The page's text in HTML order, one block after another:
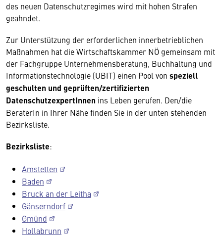
des neuen Datenschutzregimes wird mit hohen Strafen
geahndet.
Zur Unterstützung der erforderlichen innerbetrieblichen
Maßnahmen hat die Wirtschaftskammer NÖ gemeinsam mit
der Fachgruppe Unternehmensberatung, Buchhaltung und
Informationstechnologie (UBIT) einen Pool von speziell
geschulten und geprüften/zertifizierten
DatenschutzexpertInnen ins Leben gerufen. Den/die
BeraterIn in Ihrer Nähe finden Sie in der unten stehenden
Bezirksliste.
Bezirksliste:
Amstetten
Baden
Bruck an der Leitha
Gänserndorf
Gmünd
Hollabrunn